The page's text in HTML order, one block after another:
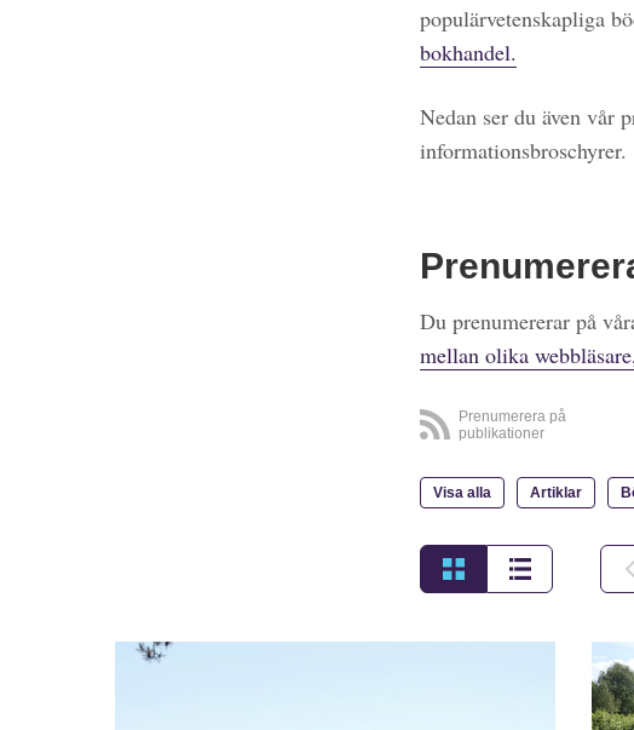
populärvetenskapliga
bokhandel.
Nedan ser du även vår
informationsbroschyrer.
Du prenumererar på
mellan olika
Prenumerera på
publikationer
Visa alla Artiklar